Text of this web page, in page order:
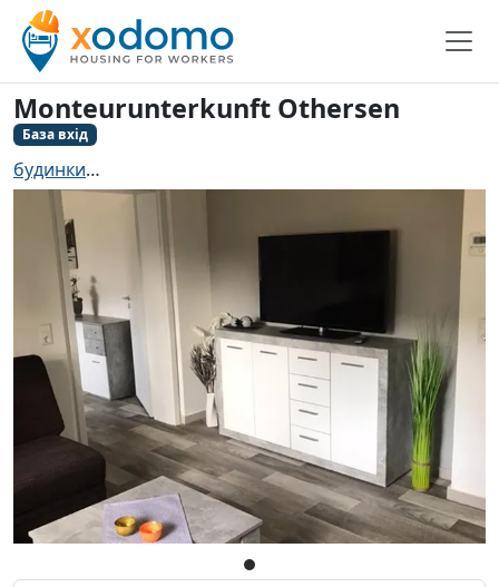
Monteurunterkunft Othersen
База вхід
будинки